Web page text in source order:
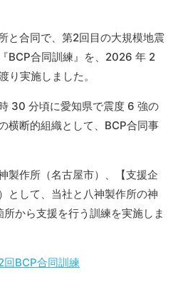
と合同で、第2回目の大規模地震
BCP合同訓練』を、2026 年 2
り実施しました。
30 分頃に愛知県で震度 6 強の
横断的組織として、BCP合同事
製作所（名古屋市）、【支援企
として、当社と八神製作所の神
から支援を行う訓練を実施しま
BCP合同訓練